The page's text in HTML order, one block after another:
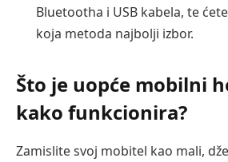
Bluetootha i USB kabela, te
koja metoda najbolji izbor.
Što je uopće mobilni
kako funkcionira?
Zamislite svoj mobitel kao mali,